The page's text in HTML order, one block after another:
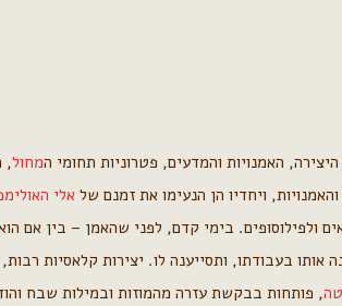
היצירה, האמנויות והמדעים, פטרוניות תחומי המחול,
ויחדיו הן הנעימו את זמנם שלאלי
ולפילוסופים. בימי קדם, לפני שהאמן – בין אם
אותו בעבודתו, ותסייענה לו. יצירות קלאסיות
, פותחות בבקשת עזרה מהמוזות ובמילות שבח